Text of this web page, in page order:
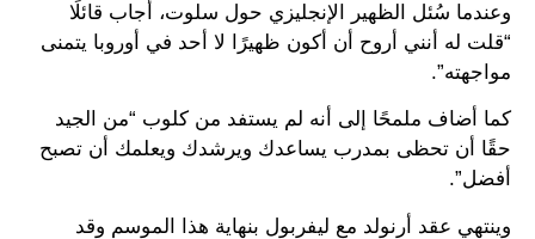
وعندما سُئل الظهير الإنجليزي حول سلوت، أجاب قائلًا
“قلت له أنني أروح أن أكون ظهيرًا لا أحد في أوروبا يتمنى
مواجهته”.
كما أضاف ملمحًا إلى أنه لم يستفد من كلوب “من الجيد
حقًا أن تحظى بمدرب يساعدك ويرشدك ويعلمك أن تصبح
أفضل”.
وينتهي عقد أرنولد مع ليفربول بنهاية هذا الموسم وقد